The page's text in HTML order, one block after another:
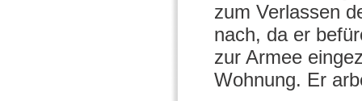
zum Verlassen
nach, da er
zur Armee
Wohnung. Er